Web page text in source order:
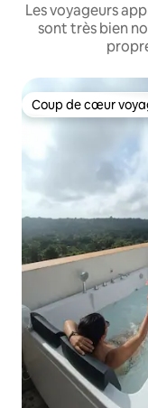
Les voyageurs
sont très bien
Coup de cœur
Coup de cœur